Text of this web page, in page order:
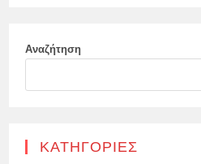
Αναζήτηση
KΑΤΗΓΟΡΊΕΣ